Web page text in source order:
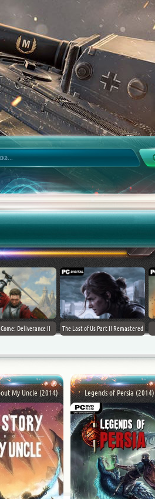
Deliverance II The Last of Us Part II Remastered
My Uncle (2014) Legends of Persia (2014)